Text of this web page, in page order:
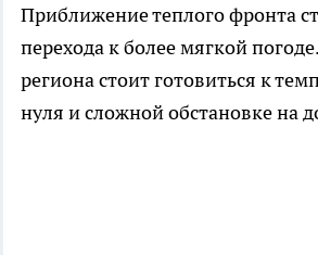
Приближение теплого фронта
перехода к более мягкой
региона стоит готовиться к
нуля и сложной обстановке на